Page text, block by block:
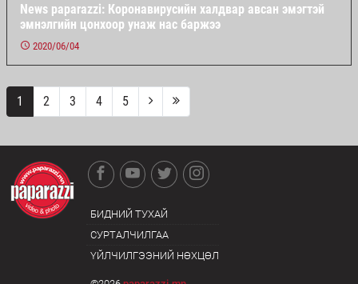
News paparazzi: Коронавирусийн халдвар авсан эмэгтэй
эмнэлгийн цонхоор унаж нас баржээ
2020/06/04
1 2 3 4 5
БИДНИЙ ТУХАЙ
СУРТАЛЧИЛГАА
ҮЙЛЧИЛГЭЭНИЙ НӨХЦӨЛ